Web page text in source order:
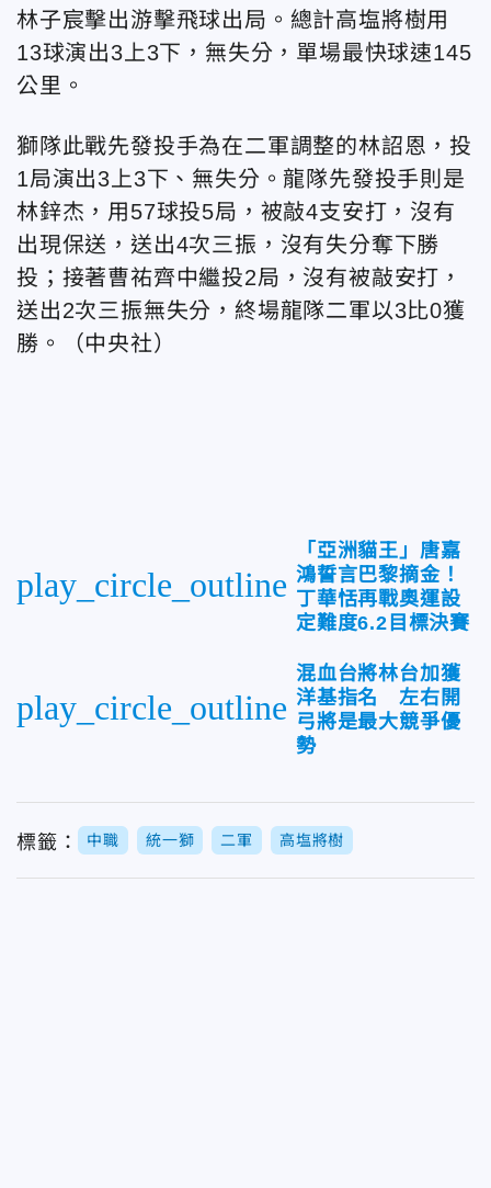
林子宸擊出游擊飛球出局。總計高塩將樹用
13球演出3上3下，無失分，單場最快球速145
公里。
獅隊此戰先發投手為在二軍調整的林詔恩，投
1局演出3上3下、無失分。龍隊先發投手則是
林鋅杰，用57球投5局，被敲4支安打，沒有
出現保送，送出4次三振，沒有失分奪下勝
投；接著曹祐齊中繼投2局，沒有被敲安打，
送出2次三振無失分，終場龍隊二軍以3比0獲
勝。（中央社）
play_circle_outline
「亞洲貓王」唐嘉
鴻誓言巴黎摘金！
丁華恬再戰奧運設
定難度6.2目標決賽
play_circle_outline
混血台將林台加獲
洋基指名 左右開
弓將是最大競爭優
勢
標籤： 中職 統一獅 二軍 高塩將樹